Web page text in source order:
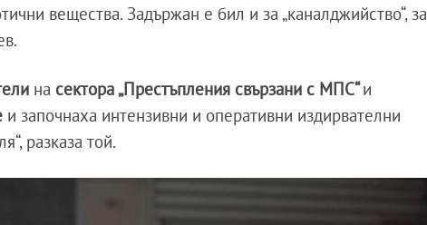
вещества. Задържан е бил и за „каналджийство“, за
на сектора „Престъпления свързани с МПС“и
и започнаха интензивни и оперативни издирвателни
разказа той.